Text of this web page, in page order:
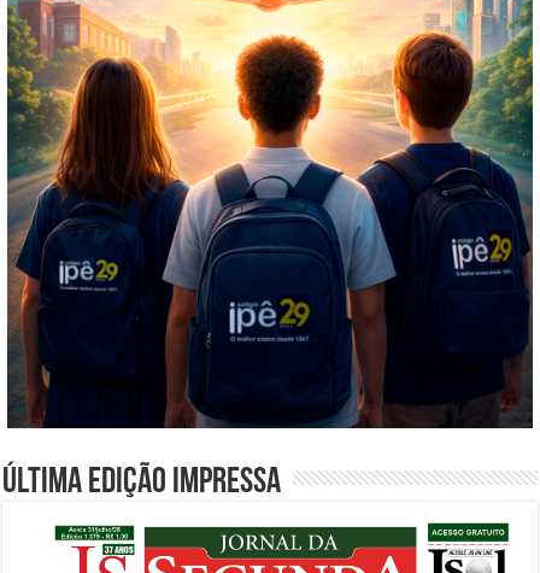
Última edição impressa